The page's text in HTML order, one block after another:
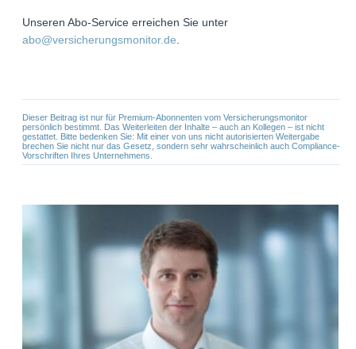
Unseren Abo-Service erreichen Sie unter
abo@versicherungsmonitor.de
Dieser Beitrag ist nur für Premium-Abonnenten vom Versicherungsmonitor
persönlich bestimmt. Das Weiterleiten der Inhalte – auch an Kollegen – ist nicht
gestattet. Bitte bedenken Sie: Mit einer von uns nicht autorisierten Weitergabe
brechen Sie nicht nur das Gesetz, sondern sehr wahrscheinlich auch Compliance-
Vorschriften Ihres Unternehmens.